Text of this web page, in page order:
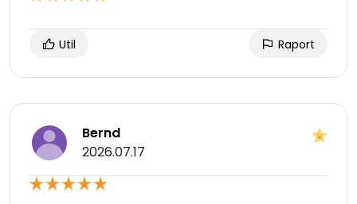
Util Raport
Bernd
2026.07.17